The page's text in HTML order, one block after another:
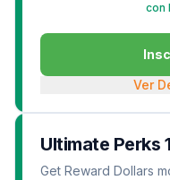
con
Ver
Ultimate Perks
Get Reward Dollars